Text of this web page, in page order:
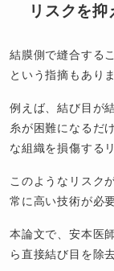
リスクを
結膜側で縫合する
という指摘もありま
例えば、結び目が
糸が困難になるだ
な組織を損傷する
このようなリスク
常に高い技術が必
本論文で、安本医
ら直接結び目を除